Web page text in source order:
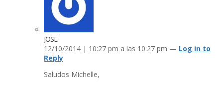
JOSE
12/10/2014 | 10:27 pm a las 10:27 pm — Log in to
Reply
Saludos Michelle,